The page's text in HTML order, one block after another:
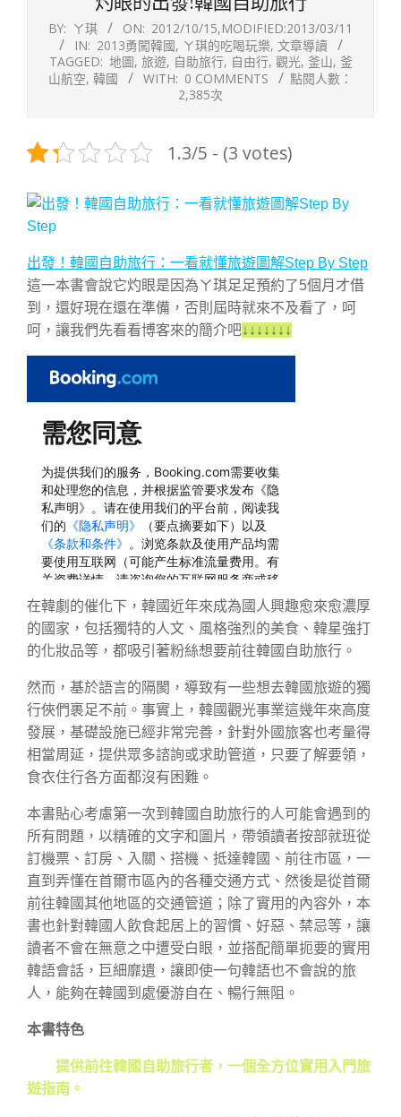
BY: ㄚ琪 ON: 2012/10/15,MODIFIED:2013/03/11
IN: 2013勇闖韓國, ㄚ琪的吃喝玩樂, 文章導讀
TAGGED: 地圖, 旅遊, 自助旅行, 自由行, 觀光, 釜山, 釜
山航空, 韓國 WITH: 0 COMMENTS
點閱人數：
2,385次
1.3/5 - (3 votes)
出發！韓國自助旅行：一看就懂旅遊圖解Step By Step
這一本書會說它灼眼是因為ㄚ琪足足預約了5個月才借
到，還好現在還在準備，否則屆時就來不及看了，呵
呵，讓我們先看看博客來的簡介吧↓↓↓↓↓↓↓
在韓劇的催化下，韓國近年來成為國人興趣愈來愈濃厚
的國家，包括獨特的人文、風格強烈的美食、韓星強打
的化妝品等，都吸引著粉絲想要前往韓國自助旅行。
然而，基於語言的隔閡，導致有一些想去韓國旅遊的獨
行俠們裹足不前。事實上，韓國觀光事業這幾年來高度
發展，基礎設施已經非常完善，針對外國旅客也考量得
相當周延，提供眾多諮詢或求助管道，只要了解要領，
食衣住行各方面都沒有困難。
本書貼心考慮第一次到韓國自助旅行的人可能會遇到的
所有問題，以精確的文字和圖片，帶領讀者按部就班從
訂機票、訂房、入關、搭機、抵達韓國、前往市區，一
直到弄懂在首爾市區內的各種交通方式、然後是從首爾
前往韓國其他地區的交通管道；除了實用的內容外，本
書也針對韓國人飲食起居上的習慣、好惡、禁忌等，讓
讀者不會在無意之中遭受白眼，並搭配簡單扼要的實用
韓語會話，巨細靡遺，讓即使一句韓語也不會說的旅
人，能夠在韓國到處優游自在、暢行無阻。
本書特色
提供前往韓國自助旅行者，一個全方位實用入門旅
遊指南。